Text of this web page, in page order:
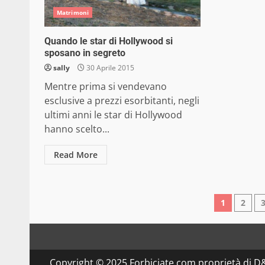
Matrimoni
Quando le star di Hollywood si
sposano in segreto
sally 30 Aprile 2015
Mentre prima si vendevano
esclusive a prezzi esorbitanti, negli
ultimi anni le star di Hollywood
hanno scelto...
Read More
degli
1 2 3